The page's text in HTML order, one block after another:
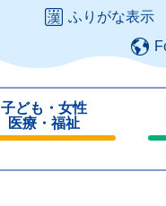
ふりがな表示
子ども・女性
医療・福祉
じ